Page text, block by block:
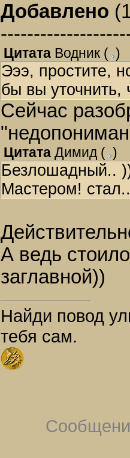
Добавлено
Цитата Водник ( )
Эээ, простите,
бы вы уточнить,
Сейчас
Цитата Димид ( )
Безлошадный..
Мастером! стал..
А ведь
заглавной))
Найди повод
тебя сам.